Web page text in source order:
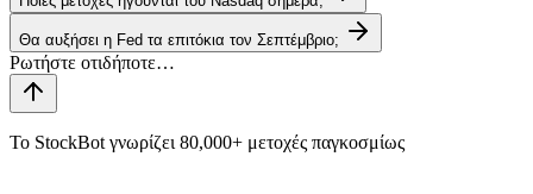
Θα αυξήσει η Fed τα επιτόκια τον Σεπτέμβριο;
Το StockBot γνωρίζει 80,000+ μετοχές παγκοσμίως